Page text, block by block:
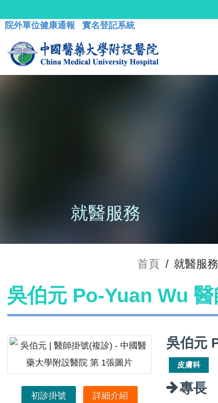
院外單位健康通報 實名登記系統
就醫服務
首頁 / 就醫服
吳伯元 Po-Yuan Wu
初診掛號 詳細介紹
吳伯元
皮膚科
專長